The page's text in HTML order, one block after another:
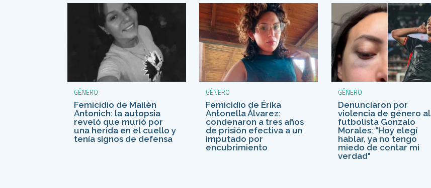
GÉNERO
Femicidio de Mailén
Antonich: la autopsia
reveló que murió por
una herida en el cuello y
tenía signos de defensa
GÉNERO
Femicidio de Érika
Antonella Álvarez:
condenaron a tres años
de prisión efectiva a un
imputado por
encubrimiento
GÉNERO
Denunciaron por
violencia de género al
futbolista Gonzalo
Morales: "Hoy elegí
hablar, ya no tengo
miedo de contar mi
verdad"